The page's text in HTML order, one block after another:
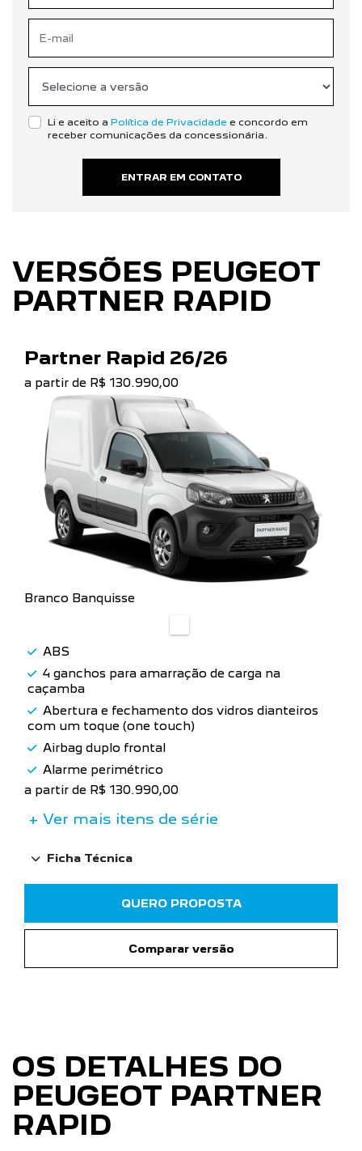
Li e aceito a Política de Privacidade e concordo em
receber comunicações da concessionária.
ENTRAR EM CONTATO
VERSÕES PEUGEOT
PARTNER RAPID
Partner Rapid 26/26
a partir de R$ 130.990,00
Branco Banquisse
ABS
4 ganchos para amarração de carga na
caçamba
Abertura e fechamento dos vidros dianteiros
com um toque (one touch)
Airbag duplo frontal
Alarme perimétrico
a partir de R$ 130.990,00
+ Ver mais itens de série
Ficha Técnica
QUERO PROPOSTA
Comparar versão
OS DETALHES DO
PEUGEOT PARTNER
RAPID